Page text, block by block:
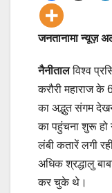
जनतानामा न्यूज़
नैनीतालविश्व
करौरी महाराज के
का अद्भुत संगम
का पहुंचना शुरू हो
लंबी कतारें लगी
अधिक श्रद्धालु
कर चुके थे।